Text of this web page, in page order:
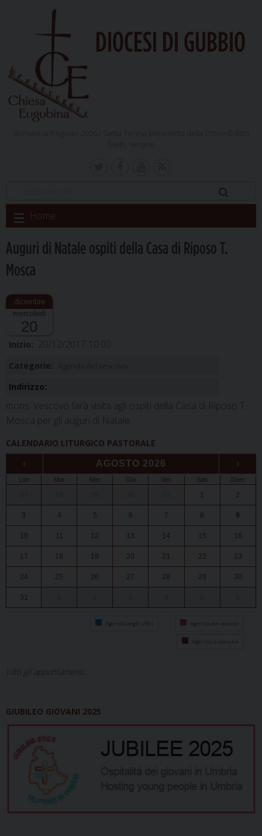
DIOCESI DI GUBBIO
Skip
to
Home
Auguri di Natale ospiti della Casa di Riposo T.
Mosca
mercoledì
20
Inizio: 20/12/2017 10:00
Categorie:
Indirizzo:
mons. Vescovo farà visita agli ospiti della Casa di Riposo T.
Mosca per gli auguri di Natale
CALENDARIO LITURGICO PASTORALE
‹ AGOSTO 2026 ›
Lun Mar Mer Gio Ven Sab Dom
1 2
3 4 5 6 7 8 9
10 11 12 13 14 15 16
17 18 19 20 21 22 23
24 25 26 27 28 29 30
31
Agenda degli uffici Agenda del vescovo
Agenda diocesana
tutti gli appuntamenti...
GIUBILEO GIOVANI 2025